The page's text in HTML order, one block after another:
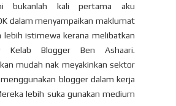
bukanlah kali pertama aku
dalam menyampaikan maklumat
lebih istimewa kerana melibatkan
Kelab Blogger Ben Ashaari.
mudah nak meyakinkan sektor
blogger dalam kerja
lebih suka gunakan medium